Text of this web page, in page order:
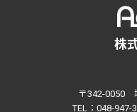
株
〒342-0050
TEL：048-947-